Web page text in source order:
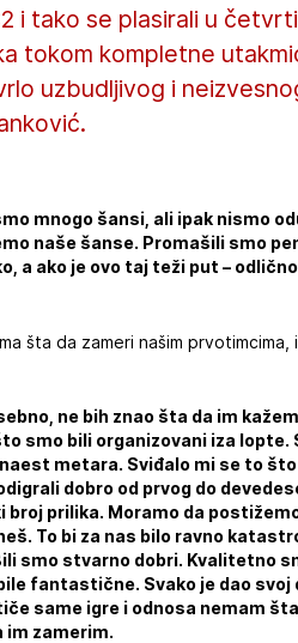
i tako se plasirali u
tokom kompletne
uzbudljivog i
mnogo šansi, ali ipak nismo
naše šanse. Promašili smo
a ako je ovo taj teži put –
šta da zameri našim
ne bih znao šta da im
smo bili organizovani iza lopte.
metara. Sviđalo mi se to
dobro od prvog do
prilika. Moramo da
To bi za nas bilo ravno
smo stvarno dobri. Kvalitetno
fantastične. Svako je dao
same igre i odnosa nemam
im zamerim.